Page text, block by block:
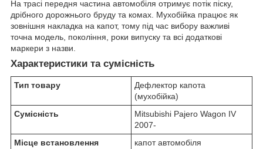
На трасі передня частина автомобіля отримує потік піску,
дрібного дорожнього бруду та комах. Мухобійка працює як
зовнішня накладка на капот, тому під час вибору важливі
точна модель, покоління, роки випуску та всі додаткові
маркери з назви.
Характеристики та сумісність
Тип товару
Дефлектор капота
(мухобійка)
Сумісність
Mitsubishi Pajero Wagon IV
2007-
Місце встановлення
капот автомобіля